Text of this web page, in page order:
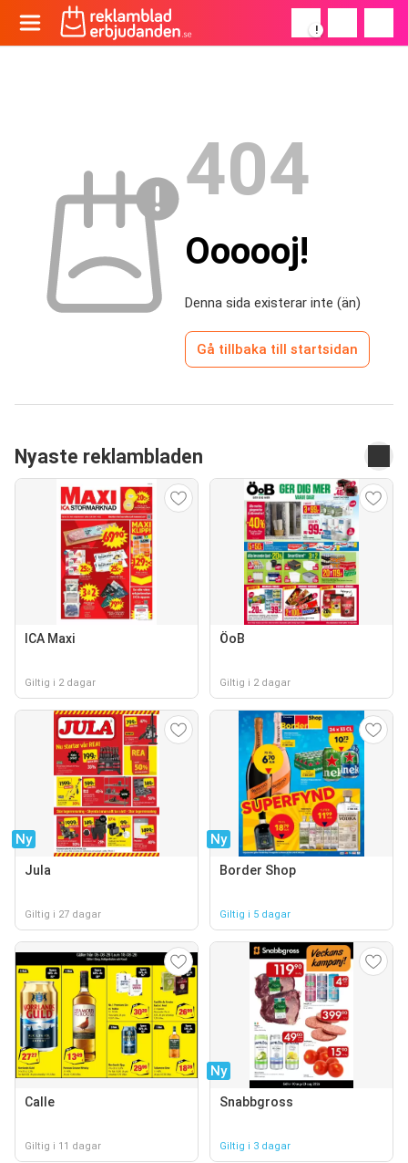
!
404
Oooooj!
Denna sida existerar inte (än)
Gå tillbaka till startsidan
Nyaste reklambladen
ICA Maxi
Giltig i 2 dagar
ÖoB
Giltig i 2 dagar
Ny
Jula
Giltig i 27 dagar
Ny
Border Shop
Giltig i 5 dagar
Calle
Giltig i 11 dagar
Ny
Snabbgross
Giltig i 3 dagar